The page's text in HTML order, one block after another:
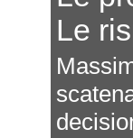
8
In